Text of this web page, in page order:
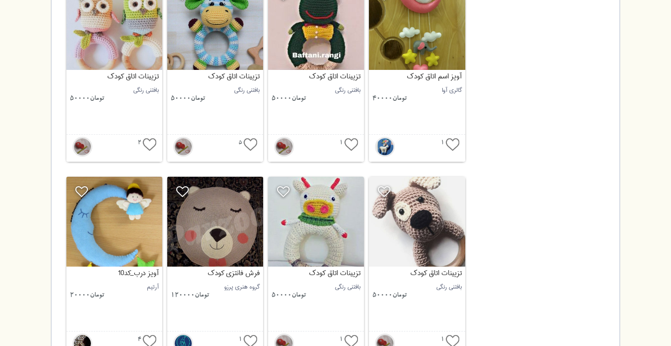
آویز اسم اتاق کودک
گالری آوا
تومان40000
1
تزیینات اتاق کودک
بافتنی رنگی
تومان50000
1
تزیینات اتاق کودک
بافتنی رنگی
تومان50000
5
تزیینات اتاق کودک
بافتنی رنگی
تومان50000
2
تزیینات اتاق کودک
بافتنی رنگی
تومان50000
1
تزیینات اتاق کودک
بافتنی رنگی
تومان50000
1
فرش فانتزی کودک
گروه هنری پرزو
تومان120000
1
آویز درب_کد10
آرتیم
تومان20000
4